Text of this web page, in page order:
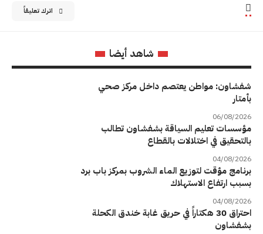
اترك تعليقاً
شاهد أيضا
شفشاون: مواطن يعتصم داخل مركز صحي
بأمتار
06/08/2026
مؤسسات تعليم السياقة بشفشاون تطالب
بالتحقيق في اختلالات بالقطاع
04/08/2026
برنامج مؤقت لتوزيع الماء الشروب بمركز باب برد
بسبب ارتفاع الاستهلاك
04/08/2026
احتراق 30 هكتاراً في حريق غابة خندق الكحلة
بشفشاون